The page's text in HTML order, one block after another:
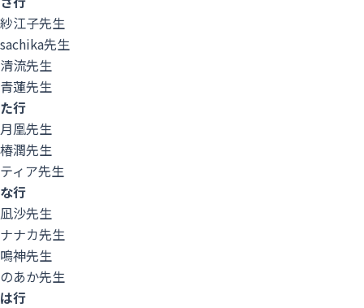
紗江子先生
sachika先生
清流先生
青蓮先生
た行
月凰先生
椿潤先生
ティア先生
な行
凪沙先生
ナナカ先生
鳴神先生
のあか先生
は行